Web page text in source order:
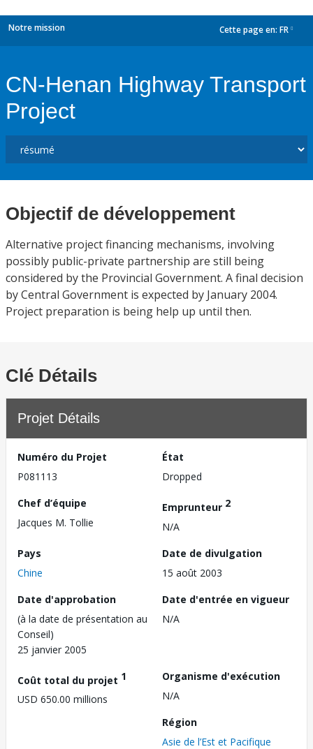
Notre mission Cette page en: FR
CN-Henan Highway Transport
Project
Objectif de développement
Alternative project financing mechanisms, involving
possibly public-private partnership are still being
considered by the Provincial Government. A final decision
by Central Government is expected by January 2004.
Project preparation is being help up until then.
Clé Détails
Projet Détails
Numéro du Projet
P081113
État
Dropped
Chef d’équipe
Jacques M. Tollie
Emprunteur 2
N/A
Pays
Chine
Date de divulgation
15 août 2003
Date d'approbation
(à la date de présentation au
Conseil)
25 janvier 2005
Date d'entrée en vigueur
N/A
Coût total du projet 1
USD 650.00 millions
Organisme d'exécution
N/A
Région
Asie de l’Est et Pacifique